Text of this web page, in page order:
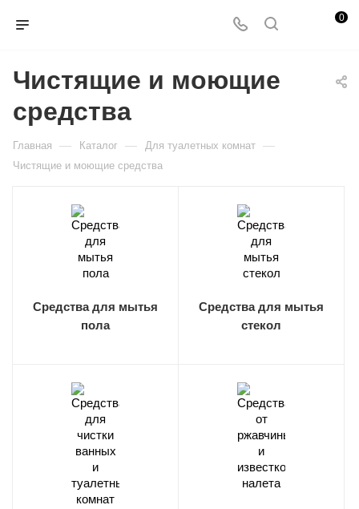
0
Чистящие и моющие
средства
Главная — Каталог — Для туалетных комнат —
Чистящие и моющие средства
Средства для мытья
пола
Средства для мытья
стекол